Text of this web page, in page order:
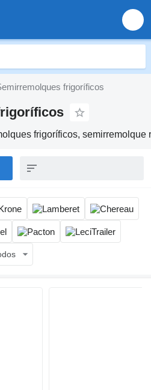
frigoríficos
frigoríficos, semirremolque